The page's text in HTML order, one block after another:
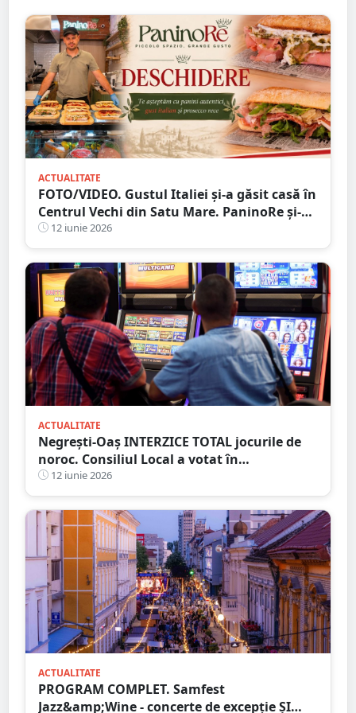
ACTUALITATE
FOTO/VIDEO. Gustul Italiei și-a găsit casă în
Centrul Vechi din Satu Mare. PaninoRe și-a
deschis porțile
12 iunie 2026
ACTUALITATE
Negrești-Oaș INTERZICE TOTAL jocurile de
noroc. Consiliul Local a votat în
unanimitate interzicerea cazinourilor
12 iunie 2026
ACTUALITATE
PROGRAM COMPLET. Samfest
Jazz&amp;Wine - concerte de excepție ȘI